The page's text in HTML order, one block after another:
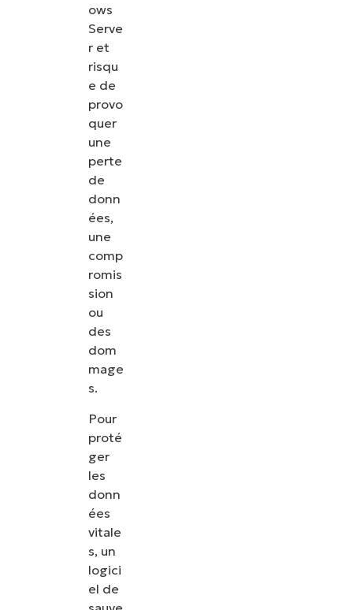
ows
Serve
r et
risqu
e de
provo
quer
une
perte
de
donn
ées,
une
comp
romis
sion
ou
des
dom
mage
s.
Pour
proté
ger
les
donn
ées
vitale
s, un
logici
el de